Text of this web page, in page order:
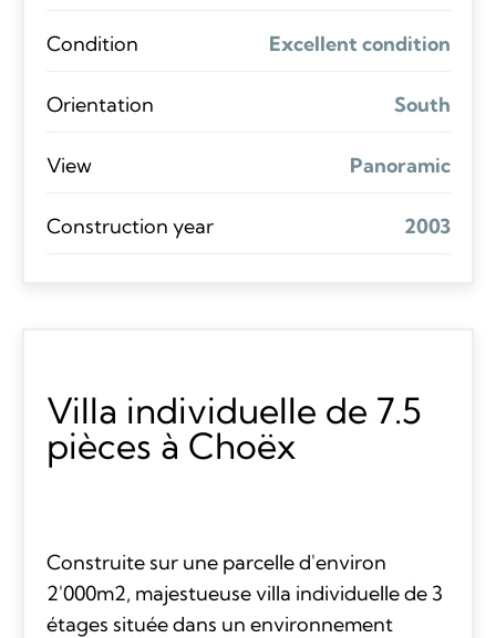
Condition Excellent condition
Orientation South
View Panoramic
Construction year 2003
Villa individuelle de 7.5
pièces à Choëx
Construite sur une parcelle d'environ
2'000m2, majestueuse villa individuelle de 3
étages située dans un environnement